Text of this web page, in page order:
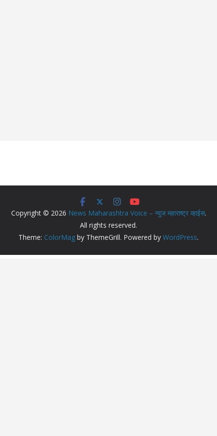
Copyright © 2026 News Maharashtra Voice – न्युज महाराष्ट्र व्हाईस.
All rights reserved.
Theme: ColorMag by ThemeGrill. Powered by WordPress.